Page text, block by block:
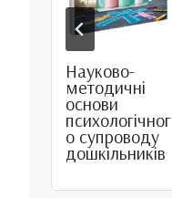
Науково-
методичні
основи
психологічног
о супроводу
дошкільників